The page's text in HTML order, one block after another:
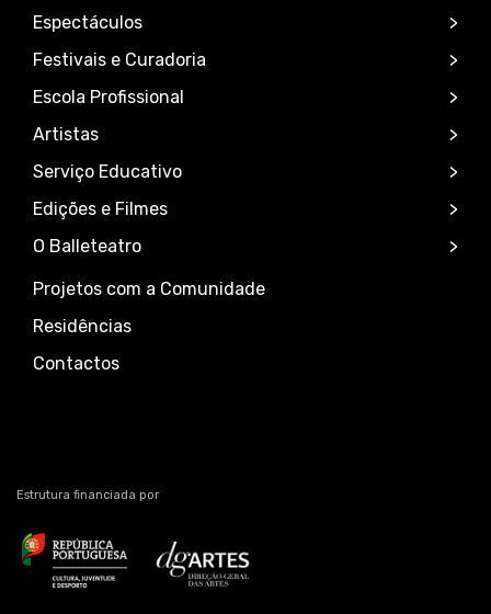
Espectáculos
Festivais e Curadoria
Escola Profissional
Artistas
Serviço Educativo
Edições e Filmes
O Balleteatro
Projetos com a Comunidade
Residências
Contactos
Estrutura financiada por